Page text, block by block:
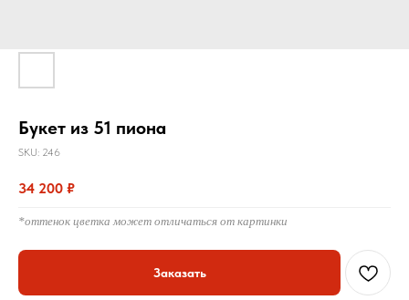
Букет из 51 пиона
SKU: 246
34 200 ₽
*оттенок цветка может отличаться от картинки
Заказать